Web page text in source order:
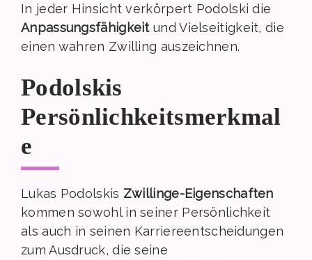
In jeder Hinsicht verkörpert Podolski die
Anpassungsfähigkeitund Vielseitigkeit, die
einen wahren Zwilling auszeichnen.
Podolskis
Persönlichkeitsmerkmal
e
Lukas Podolskis Zwillinge-Eigenschaften
kommen sowohl in seiner Persönlichkeit
als auch in seinen Karriereentscheidungen
zum Ausdruck, die seine